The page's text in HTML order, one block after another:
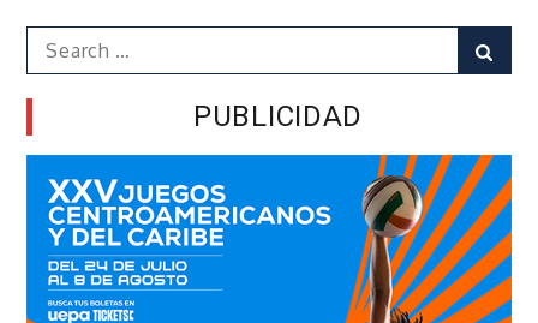
Search
for:
PUBLICIDAD